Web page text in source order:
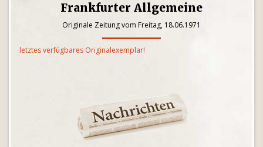
Frankfurter Allgemeine
Originale Zeitung vom Freitag, 18.06.1971
letztes verfügbares Originalexemplar!